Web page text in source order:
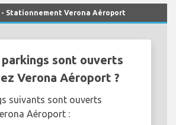
Stationnement Verona Aéroport
parkings sont ouverts
Verona Aéroport ?
suivants sont ouverts
Aéroport :